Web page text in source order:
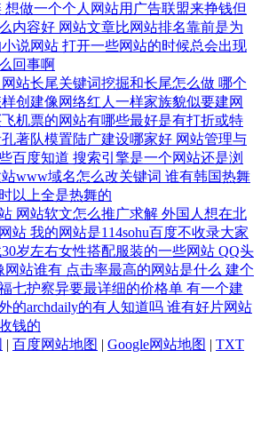
想做一个个人网站用广告联盟来挣钱但
内容好 网站文章比网站排名靠前是为
说网站 打开一些网站的时候总会出现
回事啊
网站长尾关键词挖掘和长尾怎么做 哪个
创建像网络红人一样家族貌似要建网
机票的网站有哪些最好是有打折或特
著队模置陆广建设哪家好 网站管理与
百度知道 搜索引擎是一个网站还是浏
www域名怎么改关键词 谁有韩国热舞
以上全是热舞的
网站软文怎么推广求解 外国人想在北
站 我的网站是114sohu百度不收录大家
岁左右女性搭配服装的一些网站 QQ头
网站谁有 点击率最高的网站是什么 建个
七护察异要最详细的价格单 有一个建
的archdaily的有人知道吗 谁有好片网站
钱的
| 百度网站地图 | Google网站地图 | TXT